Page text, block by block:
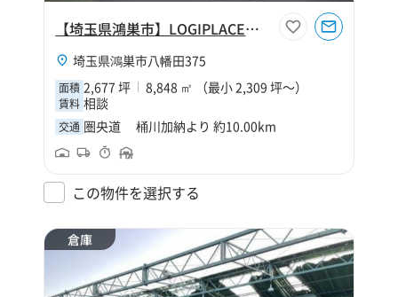
【埼玉県鴻巣市】LOGIPLACE鴻巣
埼玉県鴻巣市八幡田375
面積 2,677 坪 8,848 ㎡ （最小 2,309 坪～）
賃料 相談
交通 圏央道 桶川加納より 約10.00km
この物件を選択する
倉庫